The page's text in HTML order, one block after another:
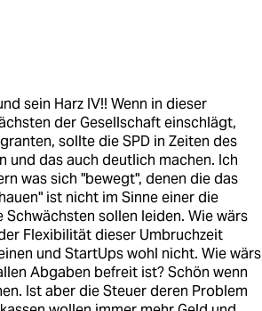
sein Harz IV!! Wenn in dieser
der Gesellschaft einschlägt,
sollte die SPD in Zeiten des
und das auch deutlich machen. Ich
was sich "bewegt", denen die das
ist nicht im Sinne einer die
sollen leiden. Wie wärs
Flexibilität dieser Umbruchzeit
und StartUps wohl nicht. Wie wärs
Abgaben befreit ist? Schön wenn
Ist aber die Steuer deren Problem